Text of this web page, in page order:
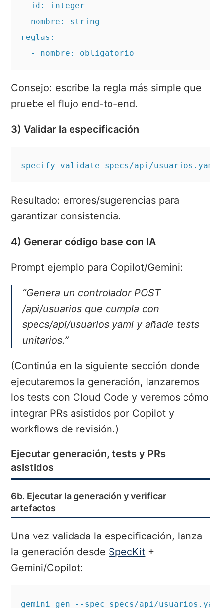
  id: integer
  nombre: string
reglas:
  - nombre: obligatorio
Consejo: escribe la regla más simple que
pruebe el flujo end-to-end.
3) Validar la especificación
specify validate specs/api/usuarios.yaml
Resultado: errores/sugerencias para
garantizar consistencia.
4) Generar código base con IA
Prompt ejemplo para Copilot/Gemini:
“Genera un controlador POST
/api/usuarios que cumpla con
specs/api/usuarios.yaml y añade tests
unitarios.”
(Continúa en la siguiente sección donde
ejecutaremos la generación, lanzaremos
los tests con Cloud Code y veremos cómo
integrar PRs asistidos por Copilot y
workflows de revisión.)
Ejecutar generación, tests y PRs
asistidos
6b. Ejecutar la generación y verificar
artefactos
Una vez validada la especificación, lanza
la generación desde SpecKit +
Gemini/Copilot:
gemini gen --spec specs/api/